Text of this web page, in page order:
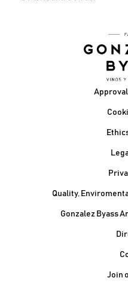
Quality,
Gonzalez Byass
Join